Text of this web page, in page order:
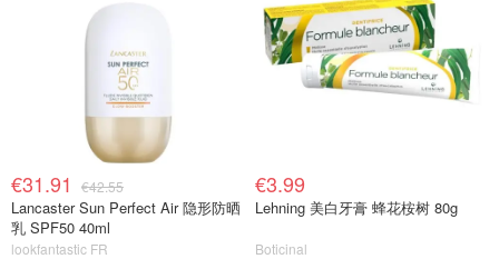
€31.91 €42.55
Lancaster Sun Perfect Air 隐形防晒
乳 SPF50 40ml
lookfantastic FR
€3.99
Lehning 美白牙膏 蜂花桉树 80g
Boticinal